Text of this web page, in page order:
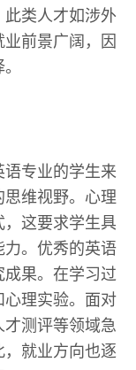
类人才如涉外
前景广阔，因
专业的学生来
维视野。心理
这要求学生具
。优秀的英语
成果。在学习过
理实验。面对
测评等领域急
就业方向也逐